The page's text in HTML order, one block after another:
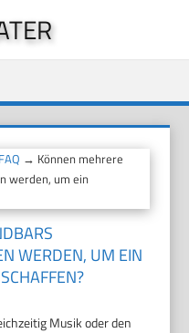
FAQ → Können mehrere
werden, um ein
WERDEN, UM EIN
Musik oder den